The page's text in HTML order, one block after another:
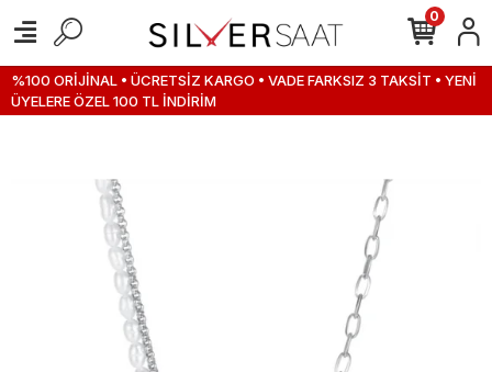
%100 ORİJİNAL • ÜCRETSİZ KARGO • VADE FARKSIZ 3 TAKSİT • YENİ
ÜYELERE ÖZEL 100 TL İNDİRİM
0